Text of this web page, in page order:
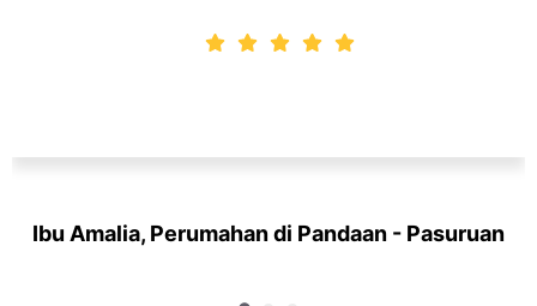
Ibu Amalia, Perumahan di Pandaan - Pasuruan